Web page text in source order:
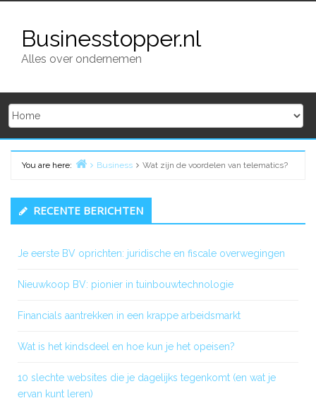
contentBusinesstopper.nl
Alles over ondernemen
You are here:
Business Wat zijn de voordelen van telematics?
Primary
Sidebar
RECENTE BERICHTEN
Je eerste BV oprichten: juridische en fiscale overwegingen
Nieuwkoop BV: pionier in tuinbouwtechnologie
Financials aantrekken in een krappe arbeidsmarkt
Wat is het kindsdeel en hoe kun je het opeisen?
10 slechte websites die je dagelijks tegenkomt (en wat je
ervan kunt leren)